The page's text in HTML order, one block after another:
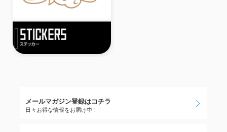
メールマガジン登録はコチラ
日々お得な情報をお届け中！